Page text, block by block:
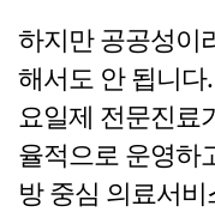
하지만 공공성이
해서도 안 됩니
요일제 전문진료
율적으로 운영하
방 중심 의료서